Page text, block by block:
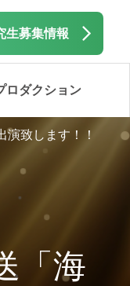
生募集情報
ロダクション
「海
致します！！